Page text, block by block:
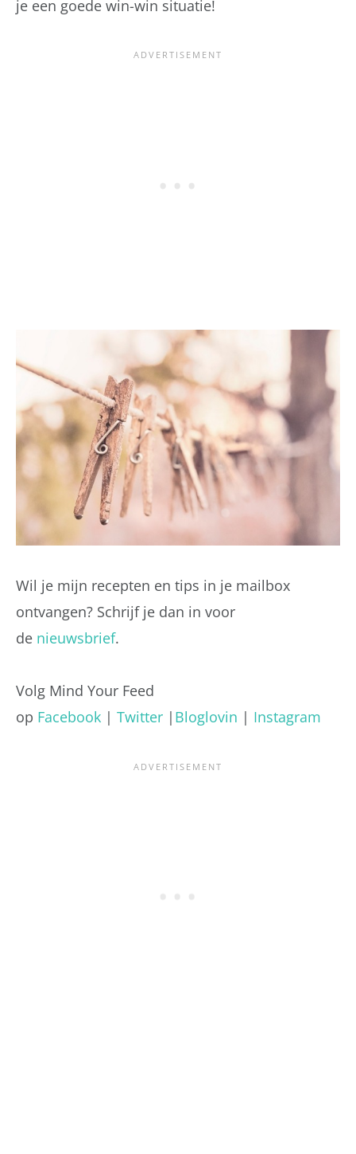
je een goede win-win situatie!
Wil je mijn recepten en tips in je mailbox
ontvangen? Schrijf je dan in voor
de nieuwsbrief.
Volg Mind Your Feed
op Facebook | Twitter | Bloglovin | Instagram